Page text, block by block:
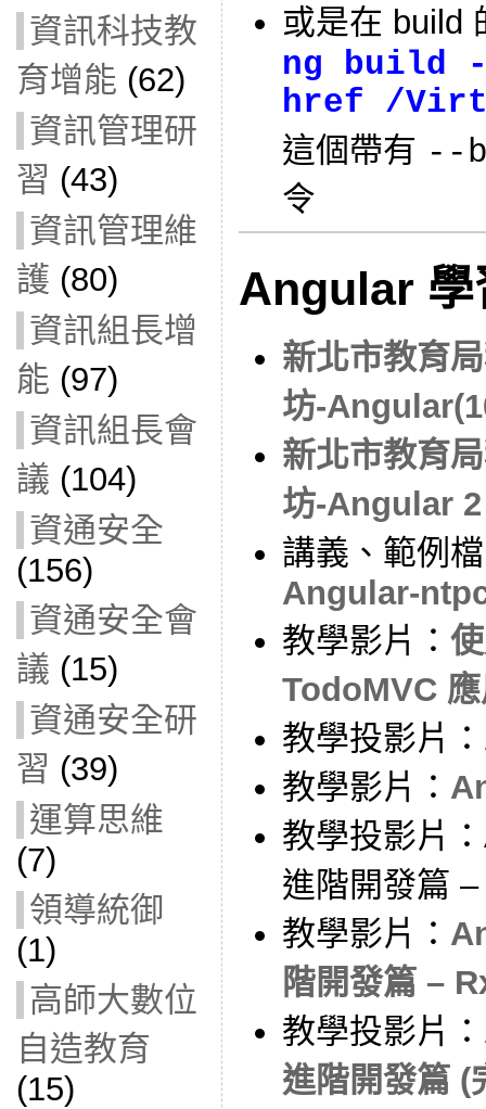
資訊科技教
育增能 (62)
資訊管理研
習 (43)
資訊管理維
護 (80)
資訊組長增
能 (97)
資訊組長會
議 (104)
資通安全
(156)
資通安全會
議 (15)
資通安全研
習 (39)
運算思維
(7)
領導統御
(1)
高師大數位
自造教育
(15)
或是在 build
ng build
href /
這個帶有 --
令
Angular 學
新北市教育
坊-
新北市教育
坊-Angular 2
講義、範例
Angular-
教學影片：
TodoMVC
教學投影片：
教學影片：
教學投影片
進階開發篇
教學影片：
階開發篇 –
教學投影片：
進階開發篇 (